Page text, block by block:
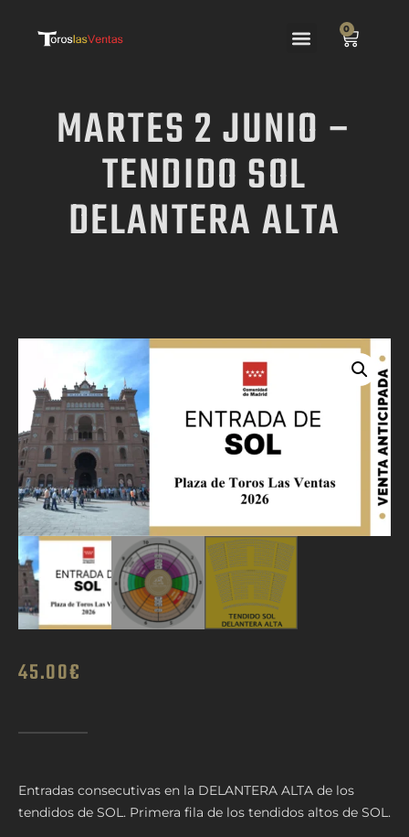
0
MARTES 2 JUNIO –
TENDIDO SOL
DELANTERA ALTA
45.00€
Entradas consecutivas en la DELANTERA ALTA de los
tendidos de SOL. Primera fila de los tendidos altos de SOL.